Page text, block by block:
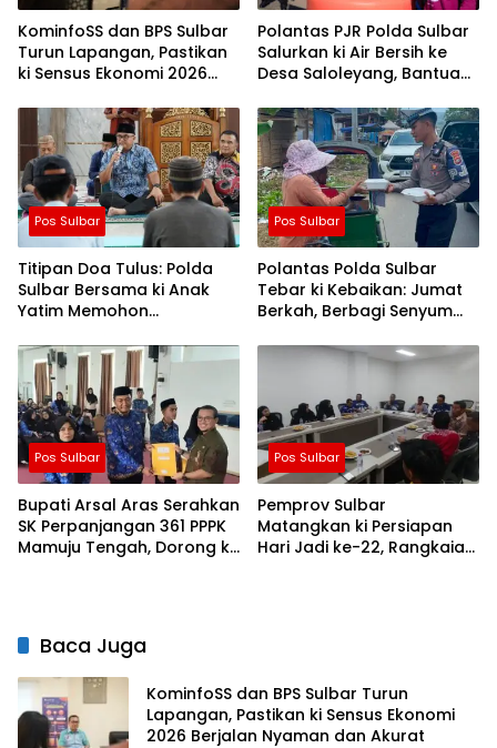
KominfoSS dan BPS Sulbar
Turun Lapangan, Pastikan
ki Sensus Ekonomi 2026
Akurat
Polantas PJR Polda Sulbar
Salurkan ki Air Bersih ke
Desa Saloleyang, Bantuan
Kemarau
Pos Sulbar
Titipan Doa Tulus: Polda
Sulbar Bersama ki Anak
Yatim Memohon
Negeri
Pos Sulbar
Polantas Polda Sulbar
Tebar ki Kebaikan: Jumat
Berkah, Berbagi Senyum
Pos Sulbar
Bupati Arsal Aras Serahkan
SK Perpanjangan 361 PPPK
Mamuju Tengah, Dorong ki
Pos Sulbar
Pemprov Sulbar
Matangkan ki Persiapan
Hari Jadi ke-22, Rangkaian
Baca Juga
KominfoSS dan BPS Sulbar Turun
Lapangan, Pastikan ki Sensus Ekonomi
2026 Berjalan Nyaman dan Akurat